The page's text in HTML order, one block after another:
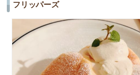
フリッパーズ